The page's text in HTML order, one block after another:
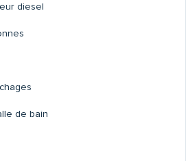
diesel
de bain